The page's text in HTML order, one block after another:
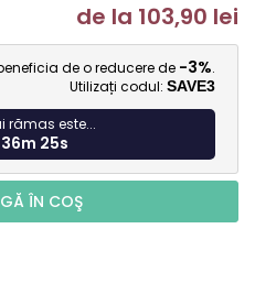
de la 103,90 lei
de o reducere de -3%.
Utilizați codul: SAVE3
rămas este...
24s
ÎN COŞ